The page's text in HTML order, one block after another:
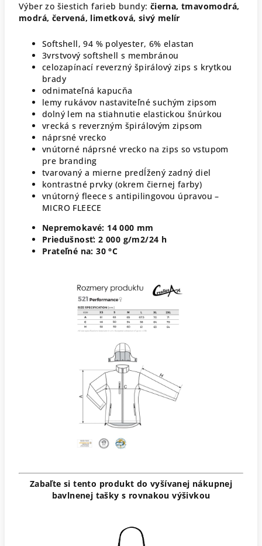
Výber zo šiestich farieb bundy: čierna, tmavomodrá,
modrá, červená, limetková, sivý melír
Softshell, 94 % polyester, 6% elastan
3vrstvový softshell s membránou
celozapínací reverzný špirálový zips s krytkou
brady
odnimateľná kapucňa
lemy rukávov nastaviteľné suchým zipsom
dolný lem na stiahnutie elastickou šnúrkou
vrecká s reverzným špirálovým zipsom
náprsné vrecko
vnútorné náprsné vrecko na zips so vstupom
pre branding
tvarovaný a mierne predĺžený zadný diel
kontrastné prvky (okrem čiernej farby)
vnútorný fleece s antipilingovou úpravou –
MICRO FLEECE
Nepremokavé: 14 000 mm
Priedušnosť: 2 000 g/m2/24 h
Prateľné na:30 °C
Zabaľte si tento produkt do vyšívanej nákupnej
bavlnenej tašky s rovnakou výšivkou